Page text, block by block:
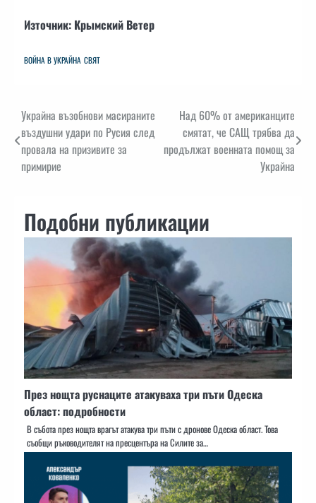
Източник: Крымский Ветер
ВОЙНА В УКРАЙНА СВЯТ
Навигация
Украйна възобнови масираните
въздушни удари по Русия след
провала на призивите за
примирие
Над 60% от американците
смятат, че САЩ трябва да
продължат военната помощ за
Украйна
Подобни публикации
През нощта руснаците атакуваха три пъти Одеска
област: подробности
В събота през нощта врагът атакува три пъти с дронове Одеска област. Това
съобщи ръководителят на пресцентъра на Силите за…